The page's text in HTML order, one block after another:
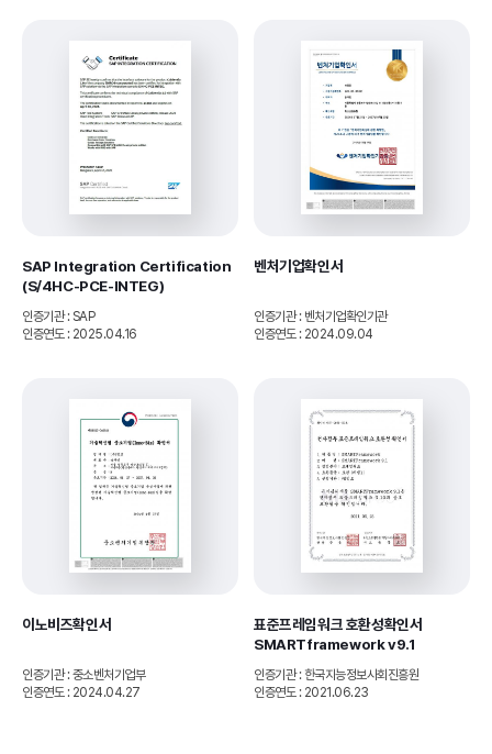
SAP Integration Certification
(S/4HC-PCE-INTEG)
인증기관 : SAP
인증연도 : 2025.04.16
벤처기업확인서
인증기관 : 벤처기업확인기관
인증연도 : 2024.09.04
이노비즈확인서
인증기관 : 중소벤처기업부
인증연도 : 2024.04.27
표준프레임워크 호환성확인서
SMARTframework v9.1
인증기관 : 한국지능정보사회진흥원
인증연도 : 2021.06.23